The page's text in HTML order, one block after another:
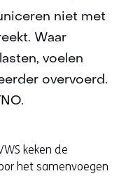
niet met
Waar
voelen
overvoerd.
keken de
het samenvoegen